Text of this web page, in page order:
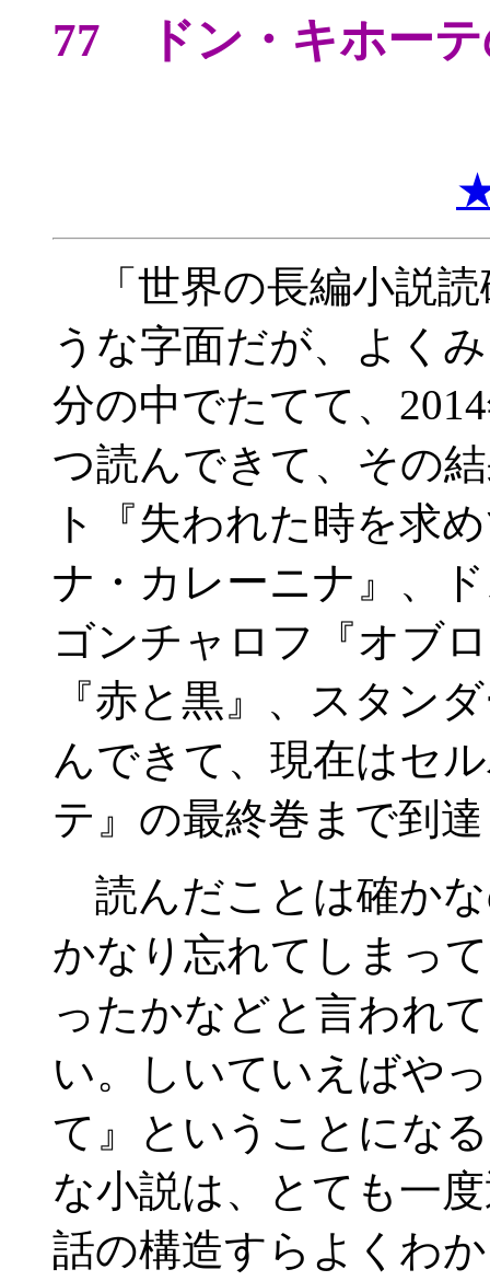
77 ドン・キホーテ
「世界の長編小説読
うな字面だが、よく
分の中でたてて、
つ読んできて、その
ト『失われた時を求
ナ・カレーニナ』、
ゴンチャロフ『オブ
『赤と黒』、スタン
んできて、現在はセ
テ』の最終巻まで到
読んだことは確か
かなり忘れてしまっ
ったかなどと言われ
い。しいていえばや
て』ということにな
な小説は、とても一
話の構造すらよくわ